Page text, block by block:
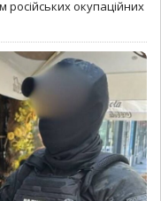
російських окупаційних